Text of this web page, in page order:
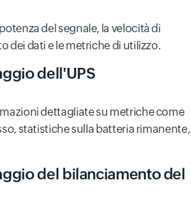
del segnale, la velocità di
dei dati e le metriche di utilizzo.
dell'UPS
dettagliate su metriche come
statistiche sulla batteria rimanente,
del bilanciamento del